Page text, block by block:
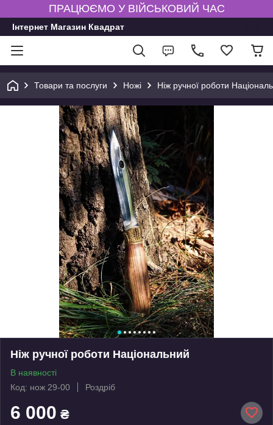
ПРАЦЮЄМО У ВІЙСЬКОВИЙ ЧАС
Інтернет Магазин Квадрат
Товари та послуги Ножі Ніж ручної роботи
Ніж ручної роботи Національний
В наявності
Код: нож 29-00
Роздріб
6 000 ₴